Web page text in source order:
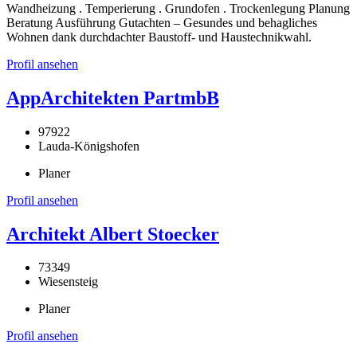
Wandheizung . Temperierung . Grundofen . Trockenlegung Planung
Beratung Ausführung Gutachten – Gesundes und behagliches
Wohnen dank durchdachter Baustoff- und Haustechnikwahl.
Profil ansehen
AppArchitekten PartmbB
97922
Lauda-Königshofen
Planer
Profil ansehen
Architekt Albert Stoecker
73349
Wiesensteig
Planer
Profil ansehen